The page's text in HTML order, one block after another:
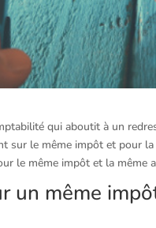
qui aboutit à un
sur le même impôt et pour
le même impôt et la même
un même